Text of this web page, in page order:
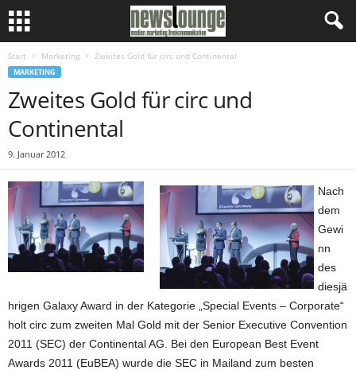
Start Marketing Zweites Gold für circ und Continental
MARKETING
Zweites Gold für circ und
Continental
9. Januar 2012
Nach
dem
Gewi
nn
des
diesjä
hrigen Galaxy Award in der Kategorie „Special Events – Corporate“
holt circ zum zweiten Mal Gold mit der Senior Executive Convention
2011 (SEC) der Continental AG. Bei den European Best Event
Awards 2011 (EuBEA) wurde die SEC in Mailand zum besten